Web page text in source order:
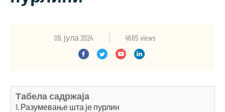
09. јула 2024 4685 views
Табела садржаја
1. Разумевање шта је пурлин